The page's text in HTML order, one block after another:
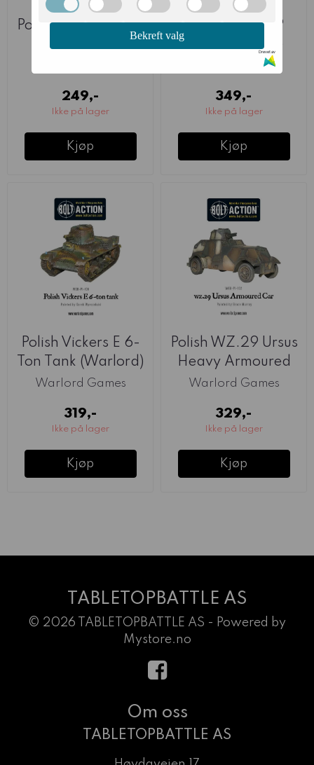
Polish TKS Tankette
(Warlord)
249,-
Ikke på lager
Kjøp
Polish Twin 7TP
Tank (Warlord)
Warlord Games
349,-
Ikke på lager
Kjøp
Polish Vickers E 6-
Ton Tank (Warlord)
Warlord Games
319,-
Ikke på lager
Kjøp
Polish WZ.29 Ursus
Heavy Armoured
Car (Warlord)
Warlord Games
329,-
Ikke på lager
Kjøp
TABLETOPBATTLE AS
© 2026 TABLETOPBATTLE AS - Powered by
Mystore.no
Om oss
TABLETOPBATTLE AS
Bekreft valg
Drevet av